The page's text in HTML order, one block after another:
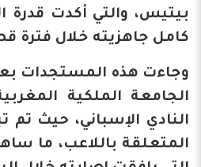
بيتيس، والتي أكدت قدرة
كامل جاهزيته خلال فترة
وجاءت هذه المستجدات
الجامعة الملكية
النادي الإسباني، حيث تم
المتعلقة باللاعب، ما